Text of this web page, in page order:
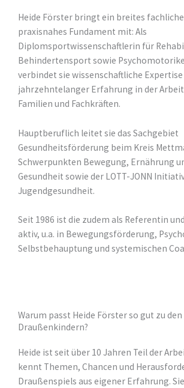
Heide Förster bringt ein breites
praxisnahes Fundament mit: Als
Diplomsportwissenschaftlerin für
Behindertensport sowie
verbindet sie wissenschaftliche
jahrzehntelanger Erfahrung in der
Familien und Fachkräften.
Hauptberuflich leitet sie das Sachgebiet
Gesundheitsförderung beim Kreis
Schwerpunkten Bewegung, Ernährung
Gesundheit sowie der LOTT-JONN
Jugendgesundheit.
Seit 1986 ist die zudem als Referentin
aktiv, u.a. in Bewegungsförderung,
Selbstbehauptung und systemischen
Warum passt Heide Förster so gut zu den
Draußenkindern?
Heide ist seit über 10 Jahren Teil der
kennt Themen, Chancen und
Draußenspiels aus eigener Erfahrung.